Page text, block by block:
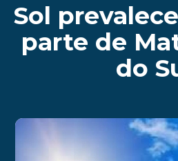
Sol
parte de
do